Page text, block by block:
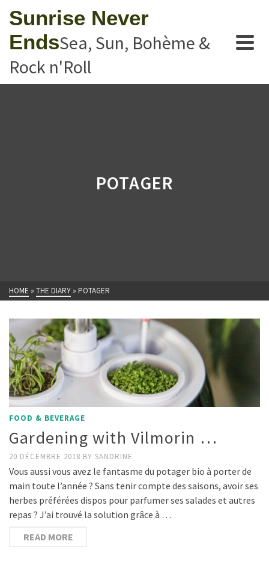
Sunrise Never
EndsSea, Sun, Bohème &
Rock n'Roll
POTAGER
HOME » THE DIARY » POTAGER
FOOD & BEVERAGE
Gardening with Vilmorin …
20 DÉCEMBRE 2018 BY SANDRINE
Vous aussi vous avez le fantasme du potager bio à porter de
main toute l’année ? Sans tenir compte des saisons, avoir ses
herbes préférées dispos pour parfumer ses salades et autres
repas ? J’ai trouvé la solution grâce à …
READ MORE